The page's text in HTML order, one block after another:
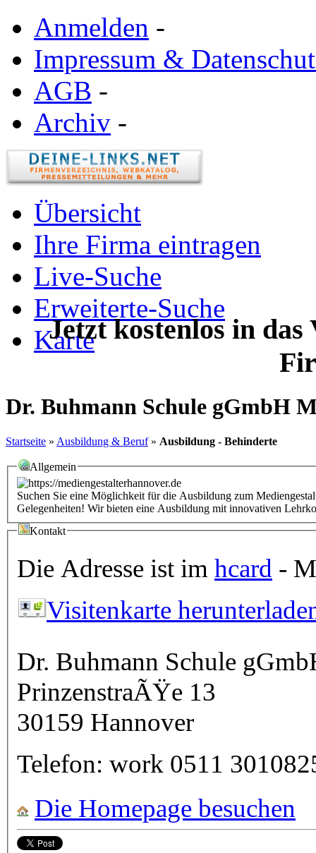
Anmelden -
Impressum &
AGB -
Archiv -
Übersicht
Ihre Firma eintragen
Live-Suche
Erweiterte-Suche
Karte
Jetzt kostenlos in
Dr. Buhmann Schule gGmbH
Startseite » Ausbildung & Beruf» Ausbildung - Behinderte
Allgemein
Suchen Sie eine Möglichkeit für die Ausbildung zum
Gelegenheiten! Wir bieten eine Ausbildung mit innovativen
Kontakt
Die Adresse ist im hcard -
Visitenkarte
Dr. Buhmann Schule
PrinzenstraÃŸe 13
30159 Hannover
Telefon: work 0511
Die Homepage besuchen